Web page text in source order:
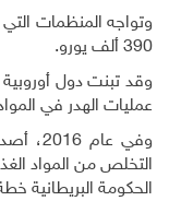
وتواجه المنظمات
390 ألف يورو.
وقد تبنت دول أوروبية
عمليات الهدر في
وفي
الحكومة البريطانية